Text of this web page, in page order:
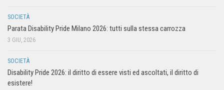
SOCIETÀ
Parata Disability Pride Milano 2026: tutti sulla stessa carrozza
3 GIU, 2026
SOCIETÀ
Disability Pride 2026: il diritto di essere visti ed ascoltati, il diritto di
esistere!